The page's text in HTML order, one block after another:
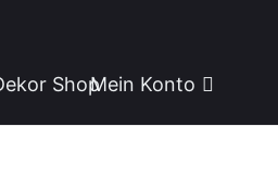
ShopMein Konto